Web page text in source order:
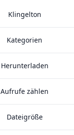
Klingelton
Kategorien
Herunterladen
Aufrufe zählen
Dateigröße